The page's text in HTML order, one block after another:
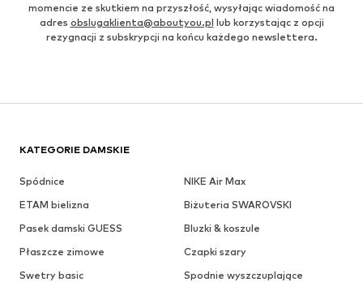
momencie ze skutkiem na przyszłość, wysyłając wiadomość na
adres obslugaklienta@aboutyou.pl lub korzystając z opcji
rezygnacji z subskrypcji na końcu każdego newslettera.
KATEGORIE DAMSKIE
Spódnice
NIKE Air Max
ETAM bielizna
Biżuteria SWAROVSKI
Pasek damski GUESS
Bluzki & koszule
Płaszcze zimowe
Czapki szary
Swetry basic
Spodnie wyszczuplające